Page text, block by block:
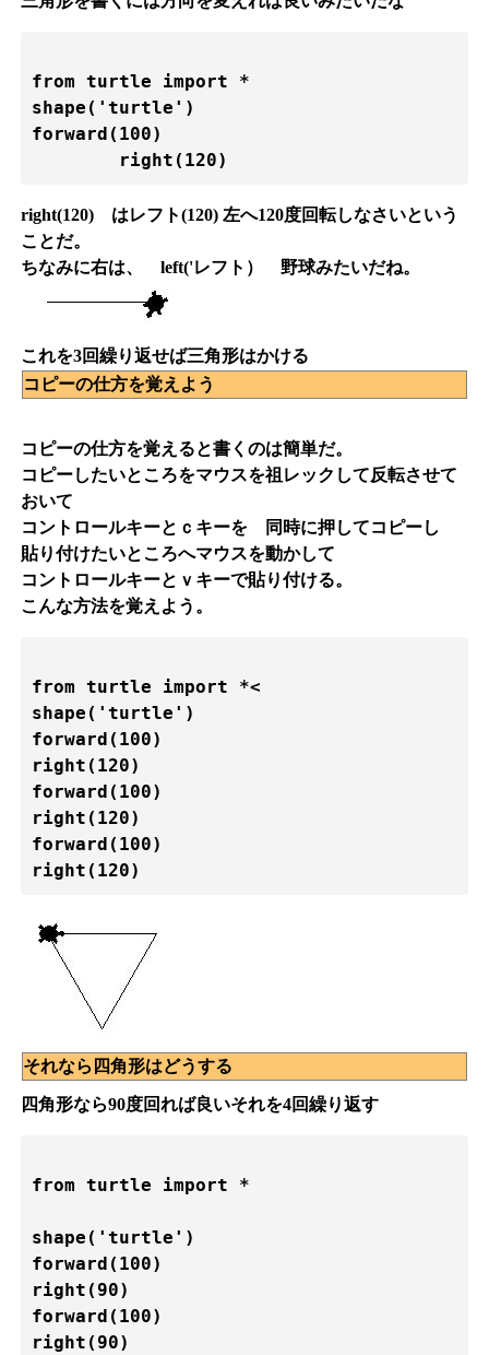
from turtle import *
shape('turtle')
forward(100)
right(120) はレフト(120) 左へ120度回転しなさいという
ことだ。
ちなみに右は、 left('レフト） 野球みたいだね。
これを3回繰り返せば三角形はかける
コピーの仕方を覚えよう
コピーの仕方を覚えると書くのは簡単だ。
コピーしたいところをマウスを祖レックして反転させて
おいて
コントロールキーとｃキーを 同時に押してコピーし
貼り付けたいところへマウスを動かして
コントロールキーとｖキーで貼り付ける。
こんな方法を覚えよう。
from turtle import *<
shape('turtle')
forward(100)
right(120)
forward(100)
right(120)
forward(100)
それなら四角形はどうする
四角形なら90度回れば良いそれを4回繰り返す
from turtle import *
shape('turtle')
forward(100)
right(90)
forward(100)
right(90)